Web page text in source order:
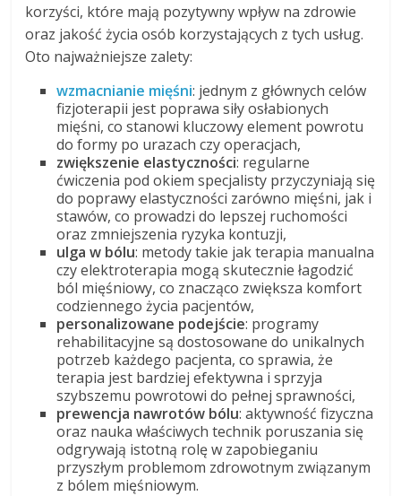
korzyści, które mają pozytywny wpływ na zdrowie
oraz jakość życia osób korzystających z tych usług.
Oto najważniejsze zalety:
wzmacnianie mięśni: jednym z głównych celów
fizjoterapii jest poprawa siły osłabionych
mięśni, co stanowi kluczowy element powrotu
do formy po urazach czy operacjach,
zwiększenie elastyczności: regularne
ćwiczenia pod okiem specjalisty przyczyniają się
do poprawy elastyczności zarówno mięśni, jak i
stawów, co prowadzi do lepszej ruchomości
oraz zmniejszenia ryzyka kontuzji,
ulga w bólu: metody takie jak terapia manualna
czy elektroterapia mogą skutecznie łagodzić
ból mięśniowy, co znacząco zwiększa komfort
codziennego życia pacjentów,
personalizowane podejście: programy
rehabilitacyjne są dostosowane do unikalnych
potrzeb każdego pacjenta, co sprawia, że
terapia jest bardziej efektywna i sprzyja
szybszemu powrotowi do pełnej sprawności,
prewencja nawrotów bólu: aktywność fizyczna
oraz nauka właściwych technik poruszania się
odgrywają istotną rolę w zapobieganiu
przyszłym problemom zdrowotnym związanym
z bólem mięśniowym.